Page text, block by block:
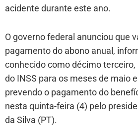
acidente durante este ano.
O governo federal anunciou que
pagamento do abono anual,
conhecido como décimo
do INSS para os meses de maio
prevendo o pagamento do
nesta quinta-feira (4) pelo
da Silva (PT).